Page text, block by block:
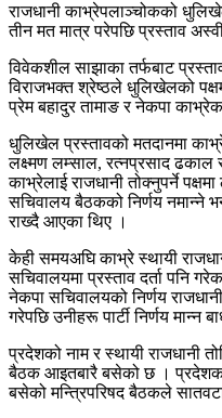
राजधानी काभ्रेपलाञ्चोकको
तीन मत मात्र परेपछि प्रस्ताव
विवेकशील साझाका तर्फबाट
विराजभक्त श्रेष्ठले धुलिखेलको
प्रेम बहादुर तामाङ र नेकपा
धुलिखेल प्रस्तावको मतदानमा
लक्ष्मण लम्साल, रत्नप्रसाद ढकाल
काभ्रेलाई राजधानी तोक्नुपर्ने
सचिवालय बैठकको निर्णय नमान्ने
राख्दै आएका थिए ।
केही समयअघि काभ्रे स्थायी
सचिवालयमा प्रस्ताव दर्ता पनि
नेकपा सचिवालयको निर्णय राजधानी
गरेपछि उनीहरू पार्टी निर्णय मान्न
प्रदेशको नाम र स्थायी राजधानी
बैठक आइतबारै बसेको छ । प्रदेशका
बसेको मन्त्रिपरिषद बैठकले